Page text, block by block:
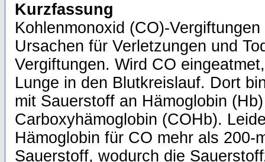
Kurzfassung
Kohlenmonoxid (CO)-
Ursachen für Verletzungen und
Vergiftungen. Wird CO
Lunge in den Blutkreislauf. Dort
mit Sauerstoff an Hämoglobin
Carboxyhämoglobin (COHb).
Hämoglobin für CO mehr als 200-
Sauerstoff, wodurch die